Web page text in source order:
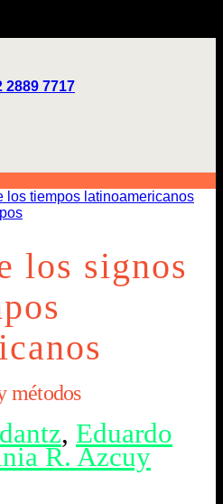
2889 7717
los signos
métodos
, Eduardo
R. Azcuy